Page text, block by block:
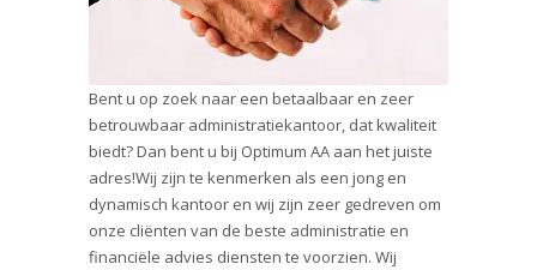
Bent u op zoek naar een betaalbaar en zeer
betrouwbaar administratiekantoor, dat kwaliteit
biedt? Dan bent u bij Optimum AA aan het juiste
adres!Wij zijn te kenmerken als een jong en
dynamisch kantoor en wij zijn zeer gedreven om
onze cliënten van de beste administratie en
financiële advies diensten te voorzien. Wij